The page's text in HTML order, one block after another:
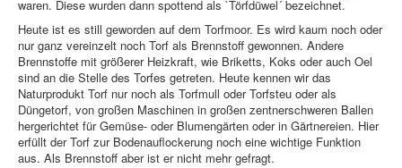
waren. Diese wurden dann spottend als `Törfdüwel´ bezeichnet.
Heute ist es still geworden auf dem Torfmoor. Es wird kaum noch oder
nur ganz vereinzelt noch Torf als Brennstoff gewonnen. Andere
Brennstoffe mit größerer Heizkraft, wie Briketts, Koks oder auch Oel
sind an die Stelle des Torfes getreten. Heute kennen wir das
Naturprodukt Torf nur noch als Torfmull oder Torfsteu oder als
Düngetorf, von großen Maschinen in großen zentnerschweren Ballen
hergerichtet für Gemüse- oder Blumengärten oder in Gärtnereien. Hier
erfüllt der Torf zur Bodenauflockerung noch eine wichtige Funktion
aus. Als Brennstoff aber ist er nicht mehr gefragt.